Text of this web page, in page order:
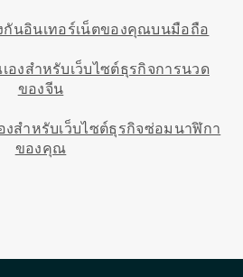
กันอินเทอร์เน็ตของคุณบนมือถือ
งสำหรับเว็บไซต์ธุรกิจการนวด
ของจีน
สำหรับเว็บไซต์ธุรกิจซ่อมนาฬิกา
ของคุณ